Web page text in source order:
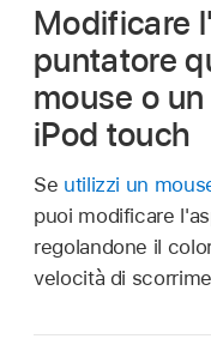
Modificare
puntatore
mouse o
iPod touch
Se utilizzi un
puoi modificare
regolandone il
velocità di